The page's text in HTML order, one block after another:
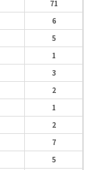
71
6
5
1
3
2
1
2
7
5